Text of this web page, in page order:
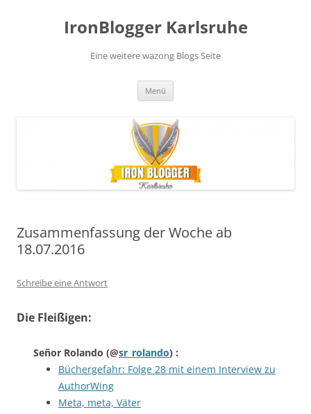
IronBlogger Karlsruhe
Eine weitere wazong Blogs Seite
Menü
Zusammenfassung der Woche ab
18.07.2016
Schreibe eine Antwort
Die Fleißigen:
Señor Rolando (@sr_rolando) :
Büchergefahr: Folge 28 mit einem Interview zu
AuthorWing
Meta, meta, Väter